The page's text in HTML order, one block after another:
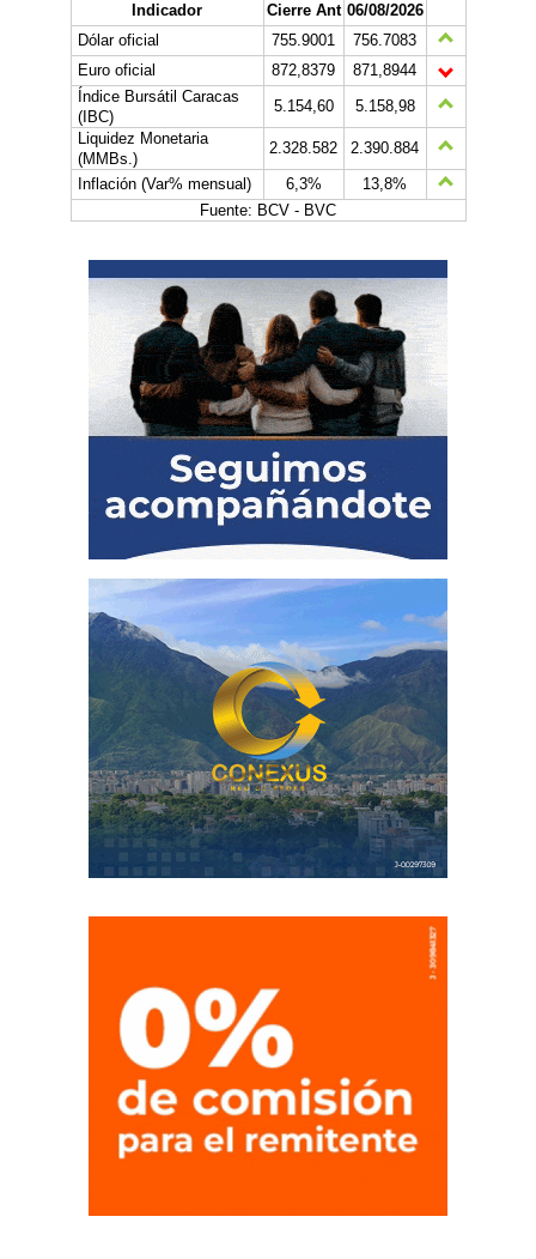
Indicador Cierre Ant 06/08/2026
Dólar oficial
755.9001
756.7083
Euro oficial
872,8379
871,8944
Índice Bursátil Caracas
(IBC)
5.154,60
5.158,98
Liquidez Monetaria
(MMBs.)
2.328.582
2.390.884
Inflación (Var% mensual)
6,3%
13,8%
Fuente: BCV - BVC